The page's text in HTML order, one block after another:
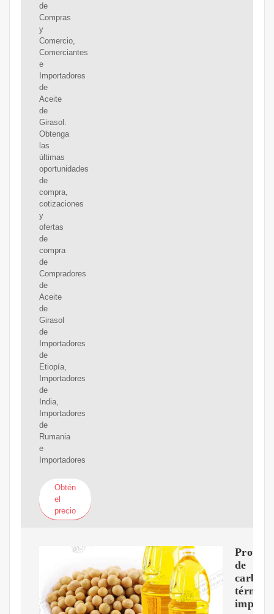
de
Compras
y
Comercio,
Comerciantes
e
Importadores
de
Aceite
de
Girasol.
Obtenga
las
últimas
oportunidades
de
compra,
cotizaciones
y
ofertas
de
compra
de
Compradores
de
Aceite
de
Girasol
de
Importadores
de
Etiopía,
Importadores
de
India,
Importadores
de
Rumania
e
Importadores
Obtén
el
precio
de
carbón